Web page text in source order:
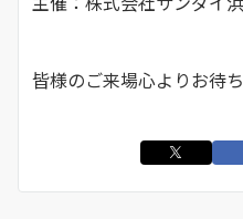
皆様のご来場心よりお待ち